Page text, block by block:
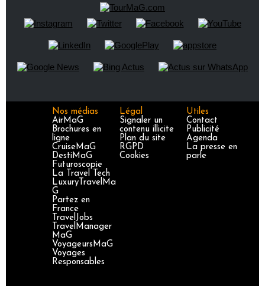
Nos médias
AirMaG
Brochures en
ligne
CruiseMaG
DestiMaG
Futuroscopie
La Travel Tech
LuxuryTravelMa
G
Partez en
France
TravelJobs
TravelManager
MaG
VoyageursMaG
Voyages
Responsables
Légal
Signaler un
contenu illicite
Plan du site
RGPD
Cookies
Utiles
Contact
Publicité
Agenda
La presse en
parle